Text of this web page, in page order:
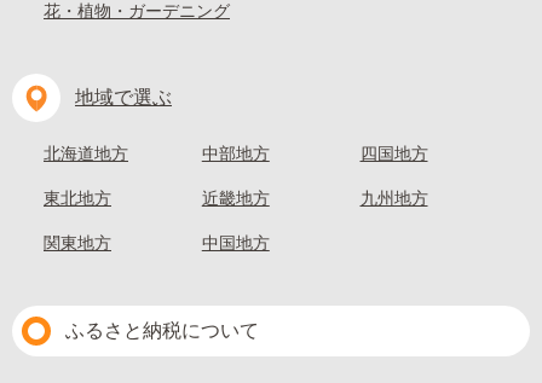
花・植物・ガーデニング
地域で選ぶ
北海道地方
東北地方
関東地方
中部地方
近畿地方
中国地方
四国地方
九州地方
ふるさと納税について